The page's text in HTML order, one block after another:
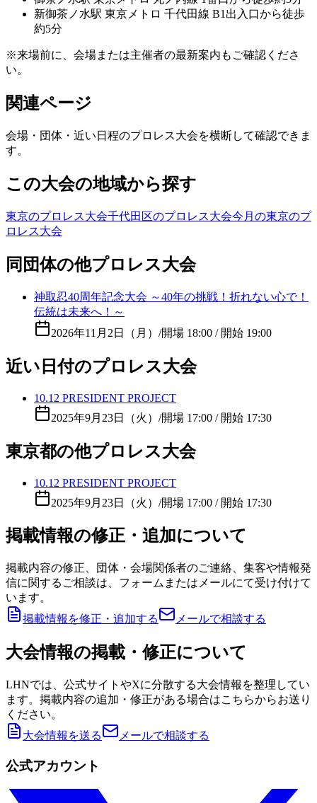
新御茶ノ水駅 東京メトロ 千代田線 B1出入口から徒歩
約5分
※来場前に、会場または主催者の最新案内もご確認くださ
い。
関連ページ
会場・団体・近い日程のプロレス大会を横断して確認できま
す。
この大会の地域から探す
東京のプロレス大会千代田区のプロレス大会今月の東京のプ
ロレス大会
同団体の他プロレス大会
神取忍40周年記念大会 ～40年の挑戦！折れない心で！
伝統は未来へ！～
2026年11月2日（月） /開場 18:00 / 開始 19:00
近い日付のプロレス大会
10.12 PRESIDENT PROJECT
2025年9月23日（火） /開場 17:00 / 開始 17:30
東京都の他プロレス大会
10.12 PRESIDENT PROJECT
2025年9月23日（火） /開場 17:00 / 開始 17:30
掲載情報の修正・追加について
掲載内容の修正、団体・会場関係者のご連絡、集客や情報発
信に関するご相談は、フォームまたはメールにて受け付けて
います。
掲載情報を修正・追加する
メールで相談する
大会情報の掲載・修正について
LHNでは、公式サイトやXに分散する大会情報を整理してい
ます。掲載内容の追加・修正がある場合はこちらからお送り
ください。
大会情報を送る
メールで相談する
公式アカウント